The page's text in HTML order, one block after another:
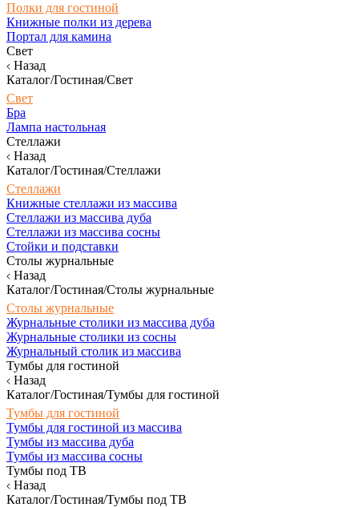
Полки для гостиной
Книжные полки из дерева
Портал для камина
Свет
Назад
Каталог/Гостиная/Свет
Свет
Бра
Лампа настольная
Стеллажи
Назад
Каталог/Гостиная/Стеллажи
Стеллажи
Книжные стеллажи из массива
Стеллажи из массива дуба
Стеллажи из массива сосны
Стойки и подставки
Столы журнальные
Назад
Каталог/Гостиная/Столы журнальные
Столы журнальные
Журнальные столики из массива дуба
Журнальные столики из сосны
Журнальный столик из массива
Тумбы для гостиной
Назад
Каталог/Гостиная/Тумбы для гостиной
Тумбы для гостиной
Тумбы для гостиной из массива
Тумбы из массива дуба
Тумбы из массива сосны
Тумбы под ТВ
Назад
Каталог/Гостиная/Тумбы под ТВ